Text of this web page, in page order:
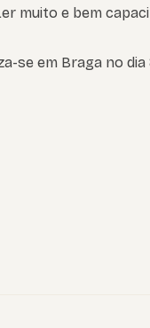
muito e bem
se em Braga no dia